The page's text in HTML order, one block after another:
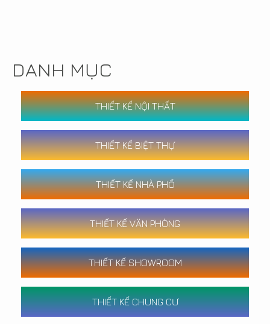
DANH MỤC
THIẾT KẾ NỘI THẤT
THIẾT KẾ BIỆT THỰ
THIẾT KẾ NHÀ PHỐ
THIẾT KẾ VĂN PHÒNG
THIẾT KẾ SHOWROOM
THIẾT KẾ CHUNG CƯ